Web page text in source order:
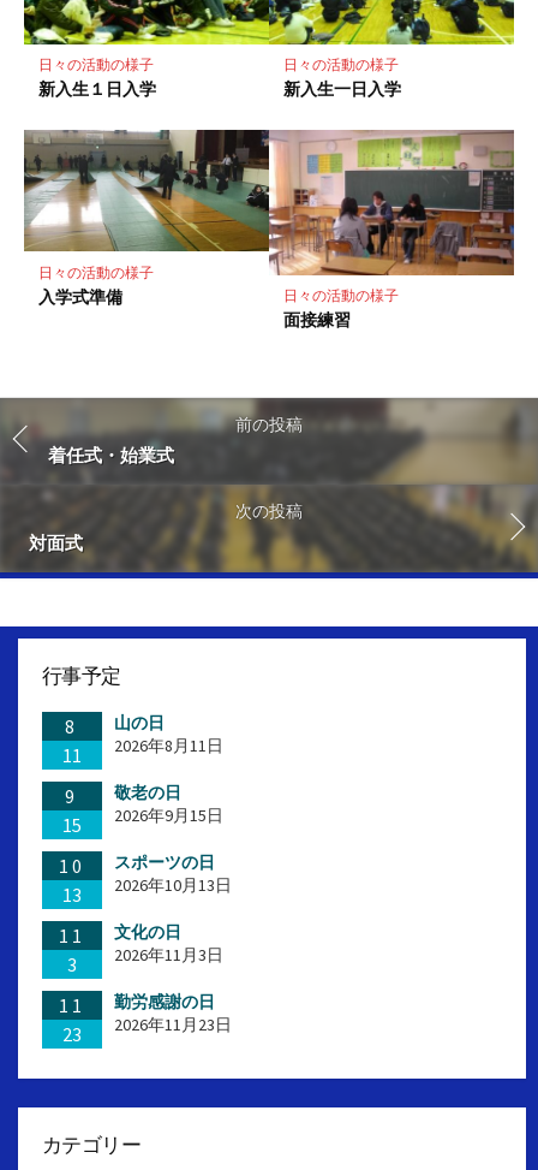
日々の活動の様子
新入生１日入学
日々の活動の様子
新入生一日入学
日々の活動の様子
入学式準備 日々の活動の様子
面接練習
前の投稿
着任式・始業式
次の投稿
対面式
行事予定
8
11
山の日
2026年8月11日
9
15
敬老の日
2026年9月15日
10
13
スポーツの日
2026年10月13日
11
3
文化の日
2026年11月3日
11
23
勤労感謝の日
2026年11月23日
カテゴリー